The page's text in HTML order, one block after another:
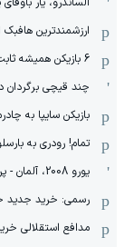
ارزشمندترین
6 بازیکن همیشه ثابت در رئال مادرید مورینیو
چند قیچی برگردان
بازیکن سایپا به
تمام! رودری به
یورو 2008، آلمان - پرتغال
رسمی: خرید جدید
مدافع استقلالی